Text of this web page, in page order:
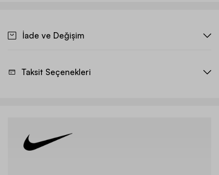
İade ve Değişim
Taksit Seçenekleri